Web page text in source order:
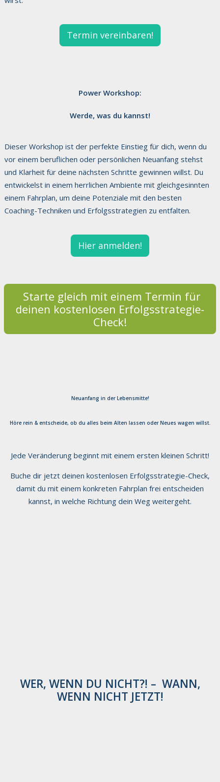
Termin vereinbaren!
Power Workshop:
Werde, was du kannst!
Dieser Workshop ist der perfekte Einstieg für dich, wenn du
vor einem beruflichen oder persönlichen Neuanfang stehst
und Klarheit für deine nächsten Schritte gewinnen willst. Du
entwickelst in einem herrlichen Ambiente mit gleichgesinnten
einem Fahrplan, um deine Potenziale mit den besten
Coaching-Techniken und Erfolgsstrategien zu entfalten.
Hier anmelden!
Starte gleich mit einem Termin für
deinen kostenlosen Erfolgsstrategie-
Check!
Neuanfang in der Lebensmitte!
Höre rein & entscheide, ob du alles beim Alten lassen oder Neues wagen willst.
Jede Veränderung beginnt mit einem ersten kleinen Schritt!
Buche dir jetzt deinen kostenlosen Erfolgsstrategie-Check,
damit du mit einem konkreten Fahrplan frei entscheiden
kannst, in welche Richtung dein Weg weitergeht.
WER, WENN DU NICHT?! – WANN,
WENN NICHT JETZT!